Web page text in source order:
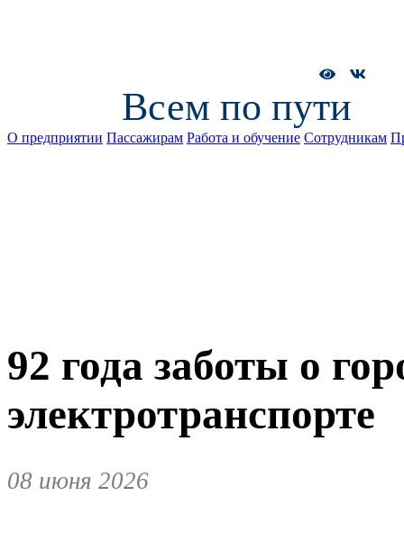
Всем по пути
О предприятии Пассажирам Работа и обучение Сотрудникам
92 года заботы о
электротранспорте
08 июня 2026